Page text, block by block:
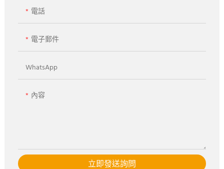
電話
電子郵件
WhatsApp
內容
立即發送詢問